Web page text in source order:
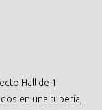
Hall de 1
en una tubería,